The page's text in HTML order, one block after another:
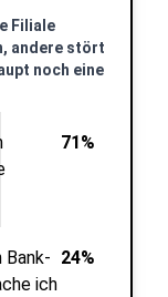
Filiale
andere stört
noch eine
71%
Bank-
ich
24%